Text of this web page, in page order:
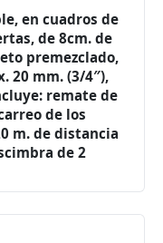
en cuadros de
de 8cm. de
premezclado,
20 mm. (3/4″),
remate de
de los
m. de distancia
de 2